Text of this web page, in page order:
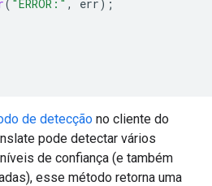
( "ERROR:" , err);
de detecção no cliente do
pode detectar vários
de confiança (e também
esse método retorna uma